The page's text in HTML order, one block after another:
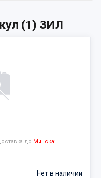
(1) ЗИЛ
до Минска:
Нет в наличии